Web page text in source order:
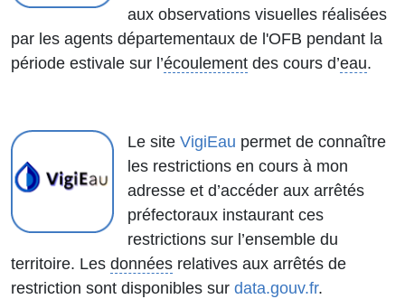
aux observations visuelles réalisées
par les agents départementaux de l'OFB pendant la
période estivale sur l’écoulement des cours d’eau.
Le site VigiEau permet de connaître
les restrictions en cours à mon
adresse et d’accéder aux arrêtés
préfectoraux instaurant ces
restrictions sur l’ensemble du
territoire. Les données relatives aux arrêtés de
restriction sont disponibles sur data.gouv.fr.